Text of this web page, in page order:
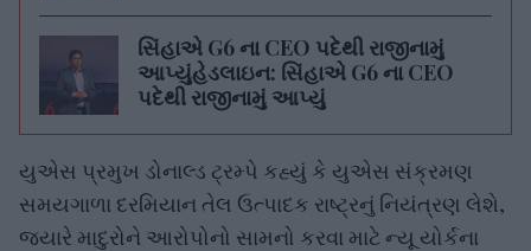
સિંહાએ G6 ના CEO પદેથી રાજીનામું
આપ્યુંહેડલાઇન: સિંહાએ G6 ના CEO
પદેથી રાજીનામું આપ્યું
યુએસ પ્રમુખ ડોનાલ્ડ ટ્રમ્પે કહ્યું કે યુએસ સંક્રમણ
સમયગાળા દરમિયાન તેલ ઉત્પાદક રાષ્ટ્રનું નિયંત્રણ લેશે,
જ્યારે માદુરોને આરોપોનો સામનો કરવા માટે ન્યૂ યોર્કના